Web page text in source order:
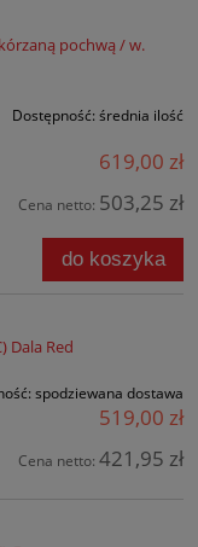
pochwą / w.
Dostępność: średnia ilość
619,00 zł
Cena netto: 503,25 zł
do koszyka
Dala Red
spodziewana dostawa
519,00 zł
Cena netto: 421,95 zł